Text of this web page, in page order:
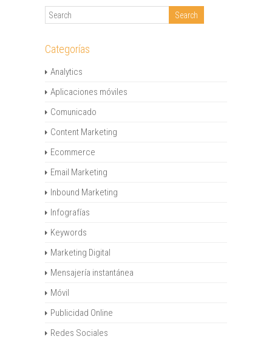
Categorías
Analytics
Aplicaciones móviles
Comunicado
Content Marketing
Ecommerce
Email Marketing
Inbound Marketing
Infografías
Keywords
Marketing Digital
Mensajería instantánea
Móvil
Publicidad Online
Redes Sociales